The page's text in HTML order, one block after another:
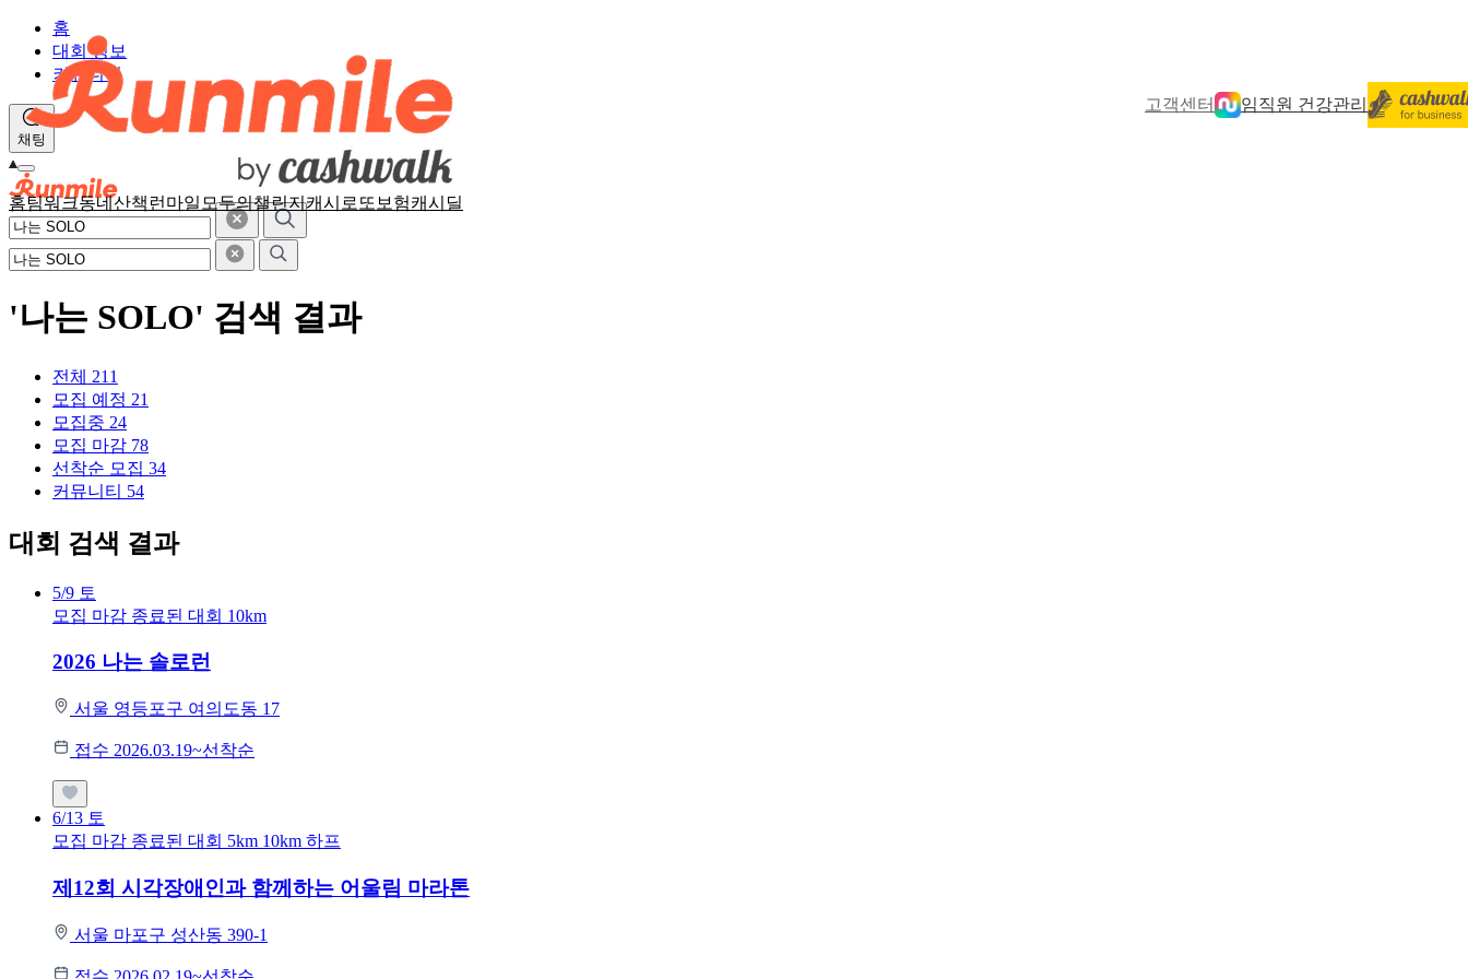
고객센터 임직원 건강관리
홈팀워크동네산책 런마일 모두의챌린지캐시로또 보험캐시딜
홈
대회 정보
커뮤니티
채팅
'나는 SOLO' 검색 결과
전체 211
모집 예정 21
모집중 24
모집 마감 78
선착순 모집 34
커뮤니티 54
대회 검색 결과
5/9 토
모집 마감 종료된 대회 10km
2026 나는 솔로런
서울 영등포구 여의도동 17
접수 2026.03.19~선착순
6/13 토
모집 마감 종료된 대회 5km 10km 하프
제12회 시각장애인과 함께하는 어울림 마라톤
서울 마포구 성산동 390-1